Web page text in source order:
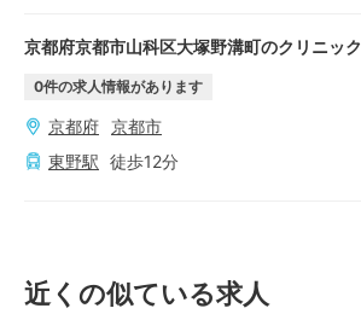
京都府京都市山科区大塚野溝町のクリニック
0件の求人情報があります
京都府 京都市
東野駅 徒歩12分
近くの似ている求人